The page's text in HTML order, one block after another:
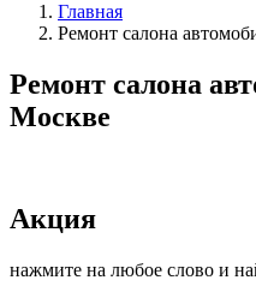
Строка
навигации
Главная
Ремонт салона
Ремонт салона
Москве
Акция
нажмите на любое слово и